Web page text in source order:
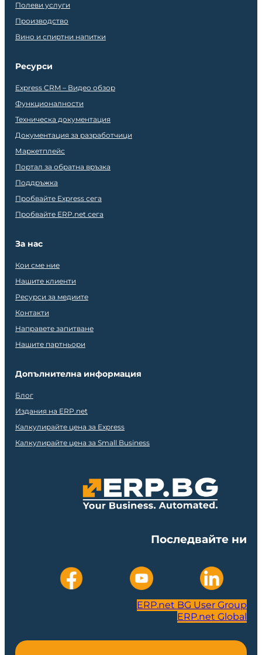
Полеви услуги
Производство
Вино и спиртни напитки
Ресурси
Express CRM – Видео обзор
Функционалности
Техническа документация
Документация за разработчици
Маркетплейс
Портал за обратна връзка
Поддръжка
Пробвайте Express сега
Пробвайте ERP.net сега
За нас
Кои сме ние
Нашите клиенти
Ресурси за медиите
Контакти
Направете запитване
Нашите партньори
Допълнителна информация
Блог
Издания на ERP.net
Калкулирайте цена за Express
Калкулирайте цена за Small Business
Последвайте ни
ERP.net BG User Group
ERP.net Global